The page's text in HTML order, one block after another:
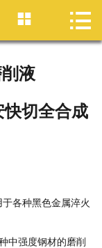
 首页
员工风采
滑油百科
 
液
切全合成
各种黑色金属淬火
中强度钢材的磨削